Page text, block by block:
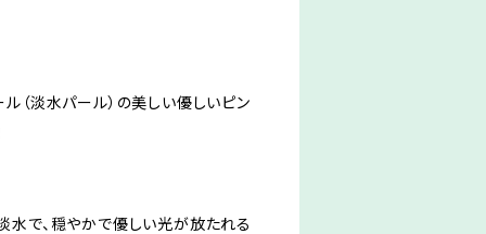
（淡水パール）の美しい優しいピン
水で、穏やかで優しい光が放たれる